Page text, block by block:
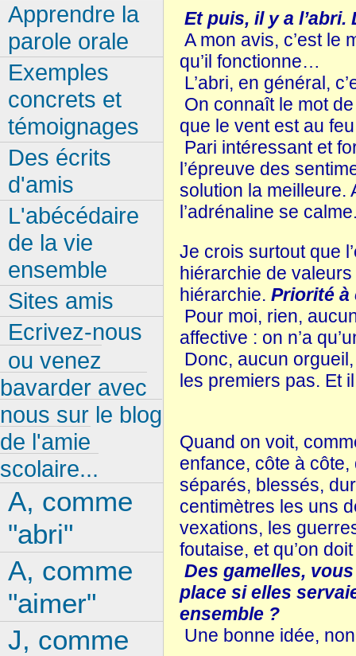
Et puis, il y a
A mon avis, c’est le
qu’il fonctionne…
L’abri, en général,
On connaît le mot
que le vent est au
Pari intéressant et
l’épreuve des
solution la meilleure.
l’adrénaline se
Je crois surtout que
hiérarchie de
hiérarchie. Priorité à
Pour moi, rien,
affective : on n’a
Donc, aucun
les premiers pas. Et
Quand on voit,
enfance, côte à
séparés, blessés,
centimètres les uns
vexations, les
foutaise, et qu’on
Des gamelles,
place si elles
ensemble ?
Une bonne idée,
Apprendre la
parole orale
Exemples
concrets et
témoignages
Des écrits
d'amis
L'abécédaire
de la vie
ensemble
Sites amis
Ecrivez-nous
ou venez
bavarder avec
nous sur le blog
de l'amie
scolaire...
A, comme
"abri"
A, comme
"aimer"
J, comme